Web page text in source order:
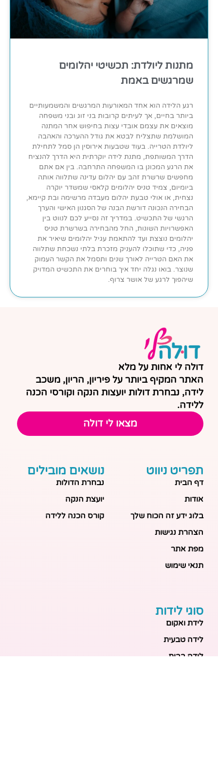
מתנות ליולדת: תכשיטי יהלומים
שמרגשים באמת
רגע הלידה הוא אחד המאורעות המרגשים והמשמעותיים
ביותר בחיים, אך לעיתים קרובות בני זוג ובני משפחה
מוצאים את עצמם אובדי עצות בחיפוש אחר המתנה
המושלמת שתצליח לבטא את גודל ההערכה והאהבה
ליולדת הטרייה. בעוד שטבעות אירוסין הן סמל לתחילת
הדרך המשותפת, מתנת לידה יוקרתית היא הדרך להנציח
את הרגע המכונן בו המשפחה התרחבה. בין אם אתם
מחפשים שרשרת זהב עם יהלום עדינה שתלווה אותה
ביומיום, צמיד טניס יהלומים קלאסי שמשדר יוקרה
נצחית, או אולי טבעת יהלום מעבדה מרשימה ובת קיימא,
הבחירה הנכונה דורשת הבנה של הסגנון האישי והערך
הרגשי של התכשיט. במדריך זה נסייע לכם לנווט בין
האפשרויות השונות, החל מהבחירה בשרשרת טניס
יהלומים נוצצת ועד להתאמת עגיל יהלומים שיאיר את
פניה, כדי שתוכלו להעניק מזכרת בלתי נשכחת שתלווה
את האם הטרייה לאורך שנים ותסמל את הקשר העמוק
שנוצר. בואו נגלה יחד איך בוחרים את התכשיט המדויק
שיהפוך לרגע של אושר צרוף.
דולה לי אחות על מלא
האתר המקיף ביותר על פיריון, הריון, משכב
לידה, נבחרת דולות יועצות הנקה וקורסי הכנה
ללידה.
מצאו לי דולה
תפריט ניווט
דף הבית
אודות
בלוג ידע זה הכוח שלך
הצהרת נגישות
מפת אתר
תנאי שימוש
נושאים מובילים
נבחרת הדולות
יועצת הנקה
קורס הכנה ללידה
סוגי לידות
לידת ואקום
לידה טבעית
לידה בבית